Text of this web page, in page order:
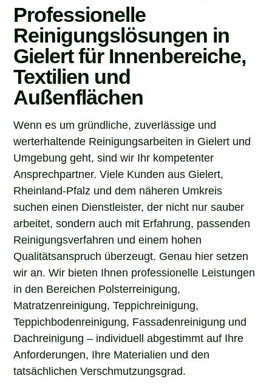
Professionelle
Reinigungslösungen in
Gielert für Innenbereiche,
Textilien und
Außenflächen
Wenn es um gründliche, zuverlässige und
werterhaltende Reinigungsarbeiten in Gielert und
Umgebung geht, sind wir Ihr kompetenter
Ansprechpartner. Viele Kunden aus Gielert,
Rheinland-Pfalz und dem näheren Umkreis
suchen einen Dienstleister, der nicht nur sauber
arbeitet, sondern auch mit Erfahrung, passenden
Reinigungsverfahren und einem hohen
Qualitätsanspruch überzeugt. Genau hier setzen
wir an. Wir bieten Ihnen professionelle Leistungen
in den Bereichen Polsterreinigung,
Matratzenreinigung, Teppichreinigung,
Teppichbodenreinigung, Fassadenreinigung und
Dachreinigung – individuell abgestimmt auf Ihre
Anforderungen, Ihre Materialien und den
tatsächlichen Verschmutzungsgrad.